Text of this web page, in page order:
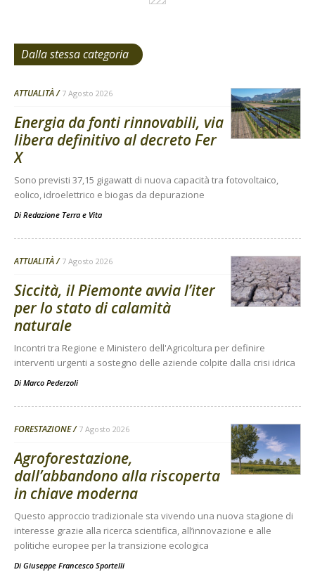
Dalla stessa categoria
ATTUALITÀ 7 Agosto 2026
Energia da fonti rinnovabili, via
libera definitivo al decreto Fer
X
Sono previsti 37,15 gigawatt di nuova capacità tra fotovoltaico,
eolico, idroelettrico e biogas da depurazione
Di Redazione Terra e Vita
ATTUALITÀ 7 Agosto 2026
Siccità, il Piemonte avvia l’iter
per lo stato di calamità
naturale
Incontri tra Regione e Ministero dell'Agricoltura per definire
interventi urgenti a sostegno delle aziende colpite dalla crisi idrica
Di Marco Pederzoli
FORESTAZIONE 7 Agosto 2026
Agroforestazione,
dall’abbandono alla riscoperta
in chiave moderna
Questo approccio tradizionale sta vivendo una nuova stagione di
interesse grazie alla ricerca scientifica, all’innovazione e alle
politiche europee per la transizione ecologica
Di Giuseppe Francesco Sportelli